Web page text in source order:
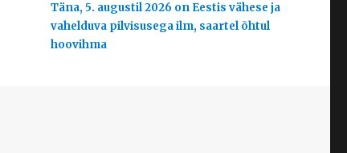
Täna, 5. augustil 2026 on Eestis vähese ja
vahelduva pilvisusega ilm, saartel õhtul
hoovihma